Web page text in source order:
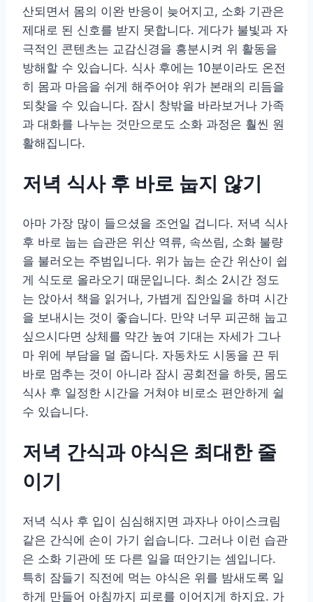
산되면서 몸의 이완 반응이 늦어지고, 소화 기관은
제대로 된 신호를 받지 못합니다. 게다가 불빛과 자
극적인 콘텐츠는 교감신경을 흥분시켜 위 활동을
방해할 수 있습니다. 식사 후에는 10분이라도 온전
히 몸과 마음을 쉬게 해주어야 위가 본래의 리듬을
되찾을 수 있습니다. 잠시 창밖을 바라보거나 가족
과 대화를 나누는 것만으로도 소화 과정은 훨씬 원
활해집니다.
저녁 식사 후 바로 눕지 않기
아마 가장 많이 들으셨을 조언일 겁니다. 저녁 식사
후 바로 눕는 습관은 위산 역류, 속쓰림, 소화 불량
을 불러오는 주범입니다. 위가 눕는 순간 위산이 쉽
게 식도로 올라오기 때문입니다. 최소 2시간 정도
는 앉아서 책을 읽거나, 가볍게 집안일을 하며 시간
을 보내시는 것이 좋습니다. 만약 너무 피곤해 눕고
싶으시다면 상체를 약간 높여 기대는 자세가 그나
마 위에 부담을 덜 줍니다. 자동차도 시동을 끈 뒤
바로 멈추는 것이 아니라 잠시 공회전을 하듯, 몸도
식사 후 일정한 시간을 거쳐야 비로소 편안하게 쉴
수 있습니다.
저녁 간식과 야식은 최대한 줄
이기
저녁 식사 후 입이 심심해지면 과자나 아이스크림
같은 간식에 손이 가기 쉽습니다. 그러나 이런 습관
은 소화 기관에 또 다른 일을 떠안기는 셈입니다.
특히 잠들기 직전에 먹는 야식은 위를 밤새도록 일
하게 만들어 아침까지 피로를 이어지게 하지요. 가